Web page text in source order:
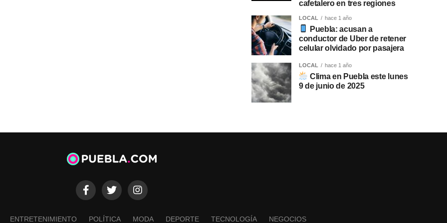
cafetalero en tres regiones
LOCAL hace 1 año
Puebla: acusan a
conductor de Uber de retener
celular olvidado por pasajera
LOCAL hace 1 año
Clima en Puebla este lunes
9 de junio de 2025
ENTRETENIMIENTO POLÍTICA MODA DEPORTE TECNOLOGÍA NEGOCIOS